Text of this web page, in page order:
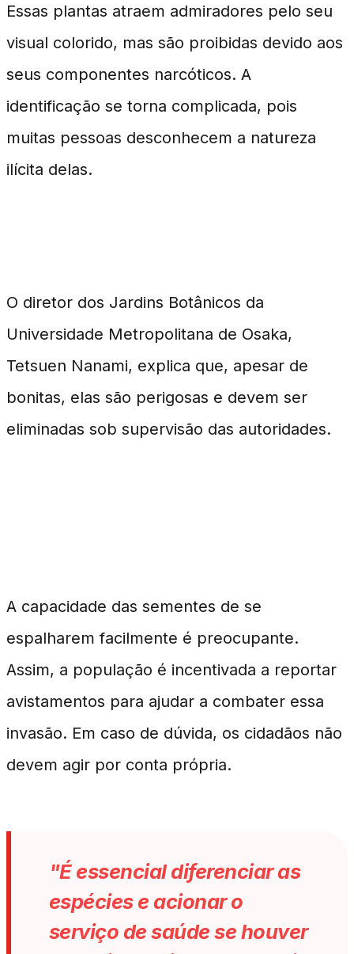
Essas plantas atraem admiradores pelo seu
visual colorido, mas são proibidas devido aos
seus componentes narcóticos. A
identificação se torna complicada, pois
muitas pessoas desconhecem a natureza
ilícita delas.
O diretor dos Jardins Botânicos da
Universidade Metropolitana de Osaka,
Tetsuen Nanami, explica que, apesar de
bonitas, elas são perigosas e devem ser
eliminadas sob supervisão das autoridades.
A capacidade das sementes de se
espalharem facilmente é preocupante.
Assim, a população é incentivada a reportar
avistamentos para ajudar a combater essa
invasão. Em caso de dúvida, os cidadãos não
devem agir por conta própria.
"É essencial diferenciar as
espécies e acionar o
serviço de saúde se houver